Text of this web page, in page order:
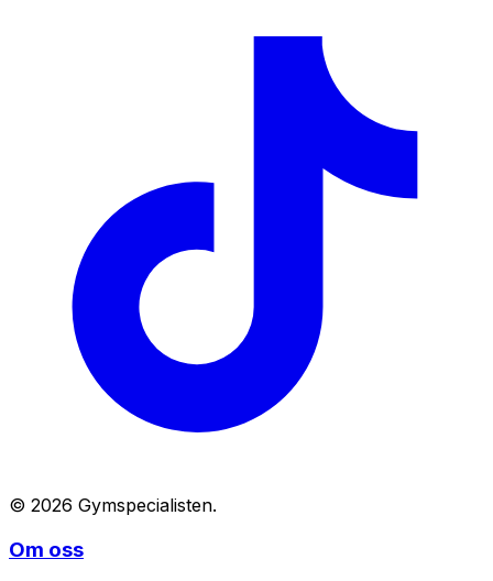
© 2026 Gymspecialisten.
Om oss